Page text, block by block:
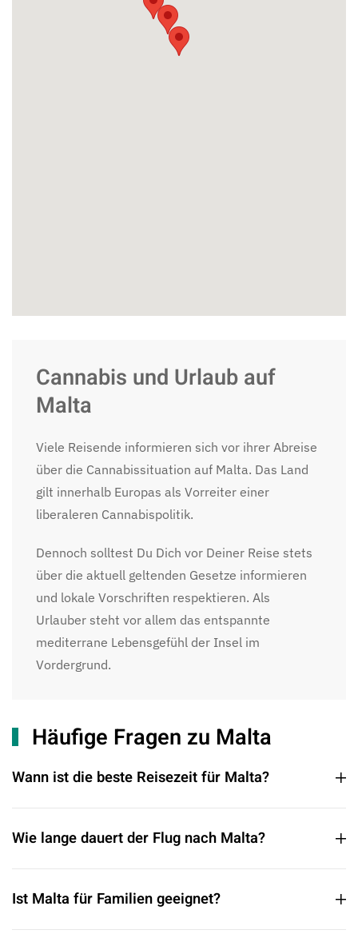
Cannabis und Urlaub auf
Malta
Viele Reisende informieren sich vor ihrer Abreise
über die Cannabissituation auf Malta. Das Land
gilt innerhalb Europas als Vorreiter einer
liberaleren Cannabispolitik.
Dennoch solltest Du Dich vor Deiner Reise stets
über die aktuell geltenden Gesetze informieren
und lokale Vorschriften respektieren. Als
Urlauber steht vor allem das entspannte
mediterrane Lebensgefühl der Insel im
Vordergrund.
Häufige Fragen zu Malta
Wann ist die beste Reisezeit für Malta?
Wie lange dauert der Flug nach Malta?
Ist Malta für Familien geeignet?